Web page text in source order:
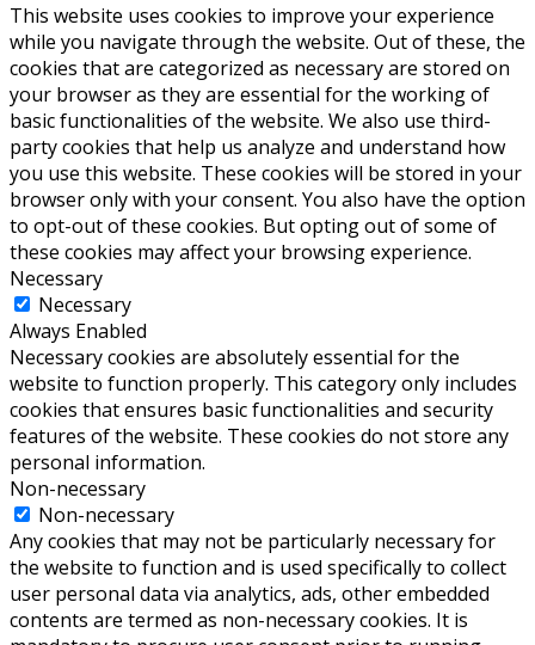
This website uses cookies to improve your experience
while you navigate through the website. Out of these, the
cookies that are categorized as necessary are stored on
your browser as they are essential for the working of
basic functionalities of the website. We also use third-
party cookies that help us analyze and understand how
you use this website. These cookies will be stored in your
browser only with your consent. You also have the option
to opt-out of these cookies. But opting out of some of
these cookies may affect your browsing experience.
Necessary
Necessary
Always Enabled
Necessary cookies are absolutely essential for the
website to function properly. This category only includes
cookies that ensures basic functionalities and security
features of the website. These cookies do not store any
personal information.
Non-necessary
Non-necessary
Any cookies that may not be particularly necessary for
the website to function and is used specifically to collect
user personal data via analytics, ads, other embedded
contents are termed as non-necessary cookies. It is